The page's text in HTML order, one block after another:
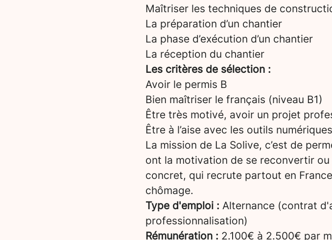
Maîtriser les techniques de
La préparation d’un chantier
La phase d’exécution d’un chantier
La réception du chantier
Les critères de sélection :
Avoir le permis B
Bien maîtriser le français (niveau B1)
Être très motivé, avoir un projet
Être à l’aise avec les outils
La mission de La Solive, c’est de
ont la motivation de se reconvertir
concret, qui recrute partout en
chômage.
Type d'emploi : Alternance (contrat
professionnalisation)
Rémunération : 2.100€ à 2.500€ par